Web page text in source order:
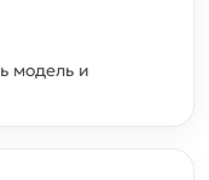
модель и